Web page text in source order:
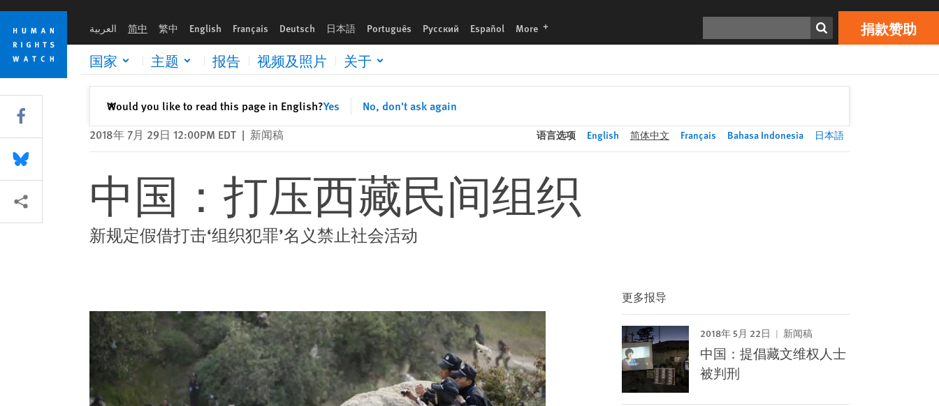
Skip
cookie
privacy
notice
Skip
main
content
العربية 简中 繁中 English Français Deutsch 日本語 Português Русский Español More languages 捐款赞助
国家 主题 报告 视频及照片 关于
Would you like to read this page in English?Yes No, don't ask again
✕关闭
Print 捐款赞助
2018年 7月 29日 12:00PM EDT | 新闻稿 语言选项 English 简体中文 Français Bahasa Indonesia 日本語
中国：打压西藏民间组织
新规定假借打击‘组织犯罪’名义禁止社会活动
更多报导
2018年 5月 22日 新闻稿
中国：提倡藏文维权人士
被判刑
Share this via Facebook
Share this via Bluesky
More sharing options